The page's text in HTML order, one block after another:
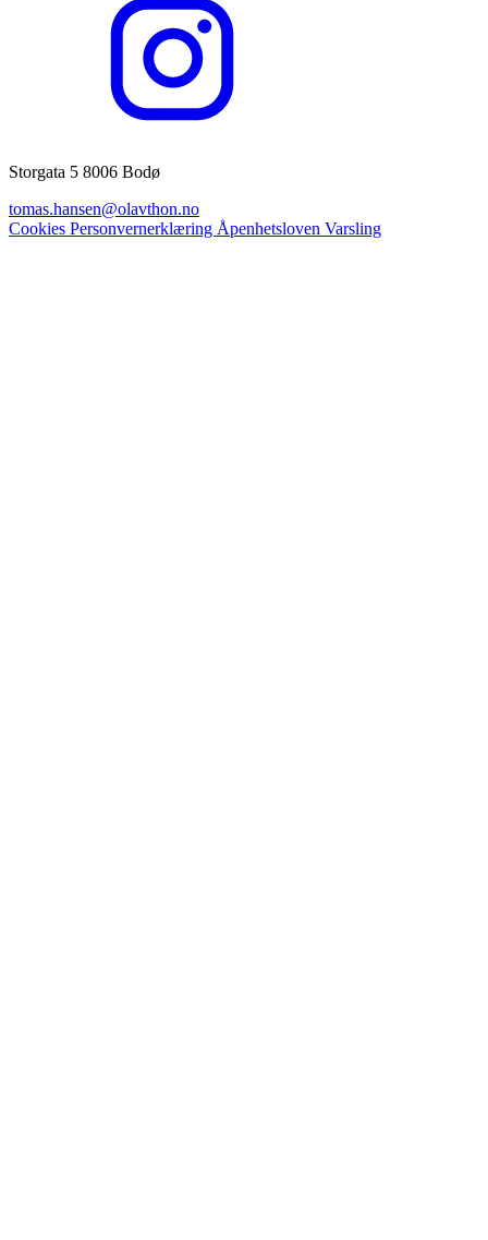
Storgata 5 8006 Bodø
tomas.hansen@olavthon.no
Cookies Personvernerklæring Åpenhetsloven Varsling